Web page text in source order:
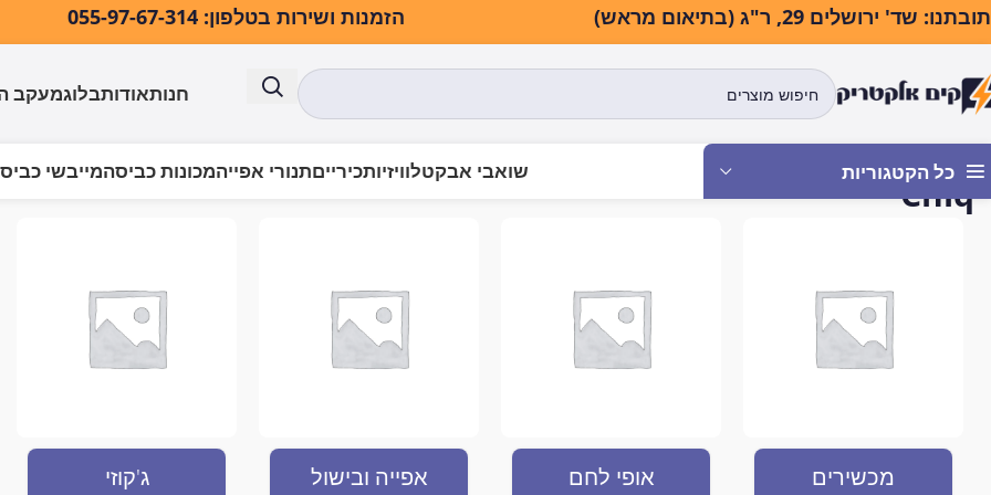
שד' ירושלים 29, ר"ג (בתיאום מראש) הזמנות ושירות בטלפון: 055-97-67-314
חנותאודותבלוגמעקב
כל הקטגוריות שואבי אבקטלוויזיותכירייםתנורי אפייהמכונות כביסהמייבשי
Chiqעמוד הבית
מכשירים
אופי לחם אפייה ובישול ג'קוזי